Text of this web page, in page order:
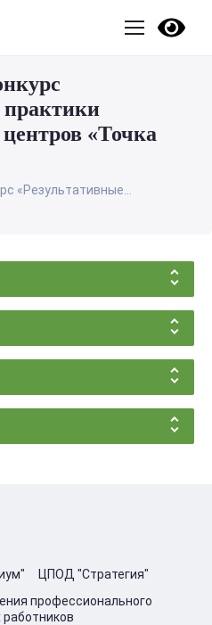
практики
«Точка
«Результативные...
ЦПОД "Стратегия"
профессионального
работников